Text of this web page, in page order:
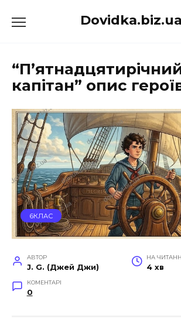
до
Dovidka.biz.ua
капітан” опис
6КЛАС
АВТОР
J. G. (Джей Джи)
НА
4 хв
КОМЕНТАРІ
0